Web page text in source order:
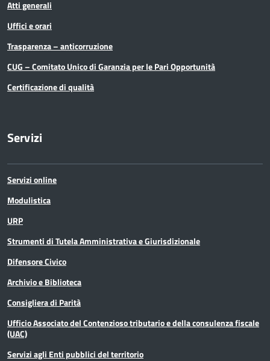
Atti generali
Uffici e orari
Trasparenza – anticorruzione
CUG – Comitato Unico di Garanzia per le Pari Opportunità
Certificazione di qualità
Servizi
Servizi online
Modulistica
URP
Strumenti di Tutela Amministrativa e Giurisdizionale
Difensore Civico
Archivio e Biblioteca
Consigliera di Parità
Ufficio Associato del Contenzioso tributario e della consulenza fiscale
(UAC)
Servizi agli Enti pubblici del territorio